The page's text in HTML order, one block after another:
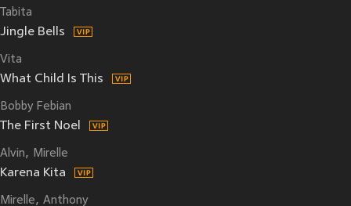
Tabita
Jingle Bells
Vita
What Child Is This
Bobby Febian
The First Noel
Alvin Mirelle
Karena Kita
Mirelle Anthony